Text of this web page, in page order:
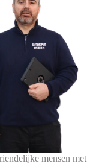
mensen met